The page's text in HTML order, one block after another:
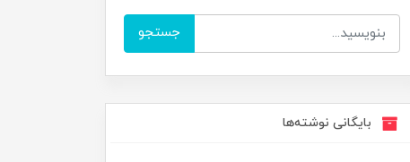
جستجو
بایگانی نوشته‌ها